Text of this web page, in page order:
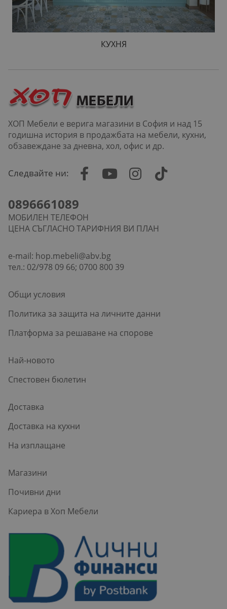
КУХНЯ
ХОП Мебели е верига магазини в София и над 15
годишна история в продажбата на мебели, кухни,
обзавеждане за дневна, хол, офис и др.
Следвайте ни:
0896661089
МОБИЛЕН ТЕЛЕФОН
ЦЕНА СЪГЛАСНО ТАРИФНИЯ ВИ ПЛАН
e-mail: hop.mebeli@abv.bg
тел.: 02/978 09 66; 0700 800 39
Общи условия
Политика за защита на личните данни
Платформа за решаване на спорове
Най-новото
Спестовен бюлетин
Доставка
Доставка на кухни
На изплащане
Магазини
Почивни дни
Кариера в Хоп Мебели